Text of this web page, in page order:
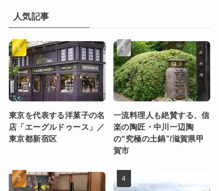
人気記事
東京を代表する洋菓子の名
店「エーグルドゥース」／
東京都新宿区
一流料理人も絶賛する、信
楽の陶匠・中川一辺陶
の“究極の土鍋”/滋賀県甲
賀市